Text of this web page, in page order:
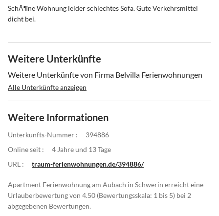
SchÃ¶ne Wohnung leider schlechtes Sofa. Gute Verkehrsmittel
dicht bei.
Weitere Unterkünfte
Weitere Unterkünfte von Firma Belvilla Ferienwohnungen
Alle Unterkünfte anzeigen
Weitere Informationen
Unterkunfts-Nummer :
394886
Online seit :
4 Jahre und 13 Tage
URL :
traum-ferienwohnungen.de/394886/
Apartment Ferienwohnung am Aubach in Schwerin erreicht eine
Urlauberbewertung von 4.50 (Bewertungsskala: 1 bis 5) bei 2
abgegebenen Bewertungen.